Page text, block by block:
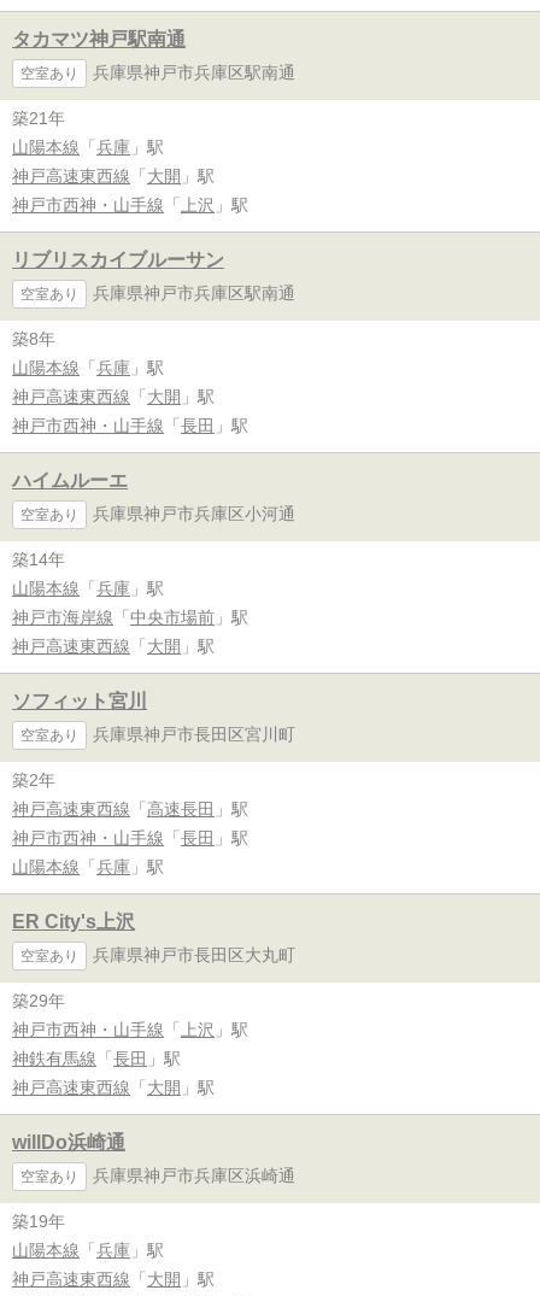
タカマツ神戸駅南通
空室あり 兵庫県神戸市兵庫区駅南通
築21年
山陽本線 「 兵庫 」駅
神戸高速東西線 「 大開 」駅
神戸市西神・山手線 「 上沢 」駅
リブリスカイブルーサン
空室あり 兵庫県神戸市兵庫区駅南通
築8年
山陽本線 「 兵庫 」駅
神戸高速東西線 「 大開 」駅
神戸市西神・山手線 「 長田 」駅
ハイムルーエ
空室あり 兵庫県神戸市兵庫区小河通
築14年
山陽本線 「 兵庫 」駅
神戸市海岸線 「 中央市場前 」駅
神戸高速東西線 「 大開 」駅
ソフィット宮川
空室あり 兵庫県神戸市長田区宮川町
築2年
神戸高速東西線 「 高速長田 」駅
神戸市西神・山手線 「 長田 」駅
山陽本線 「 兵庫 」駅
ER City's上沢
空室あり 兵庫県神戸市長田区大丸町
築29年
神戸市西神・山手線 「 上沢 」駅
神鉄有馬線 「 長田 」駅
神戸高速東西線 「 大開 」駅
willDo浜崎通
空室あり 兵庫県神戸市兵庫区浜崎通
築19年
山陽本線 「 兵庫 」駅
神戸高速東西線 「 大開 」駅